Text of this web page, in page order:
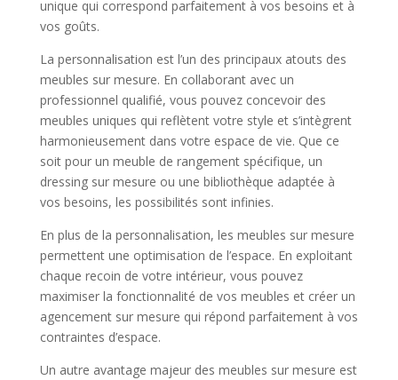
unique qui correspond parfaitement à vos besoins et à
vos goûts.
La personnalisation est l’un des principaux atouts des
meubles sur mesure. En collaborant avec un
professionnel qualifié, vous pouvez concevoir des
meubles uniques qui reflètent votre style et s’intègrent
harmonieusement dans votre espace de vie. Que ce
soit pour un meuble de rangement spécifique, un
dressing sur mesure ou une bibliothèque adaptée à
vos besoins, les possibilités sont infinies.
En plus de la personnalisation, les meubles sur mesure
permettent une optimisation de l’espace. En exploitant
chaque recoin de votre intérieur, vous pouvez
maximiser la fonctionnalité de vos meubles et créer un
agencement sur mesure qui répond parfaitement à vos
contraintes d’espace.
Un autre avantage majeur des meubles sur mesure est